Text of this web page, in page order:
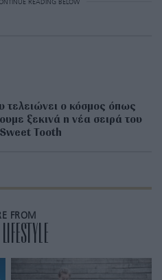
READING BELOW
τελειώνει ο κόσμος όπως
ξεκινά η νέα σειρά του
Tooth
FROM